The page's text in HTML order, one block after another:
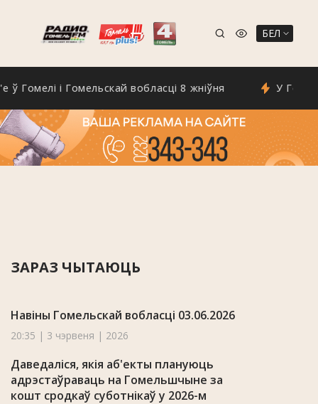
БЕЛ
і Гомельскай вобласці 8 жніўня У Гомелі
ЗАРАЗ ЧЫТАЮЦЬ
Навіны Гомельскай вобласці 03.06.2026
20:35 | 3 чэрвеня | 2026
Даведаліся, якія аб'екты плануюць
адрэстаўраваць на Гомельшчыне за
кошт сродкаў суботнікаў у 2026-м